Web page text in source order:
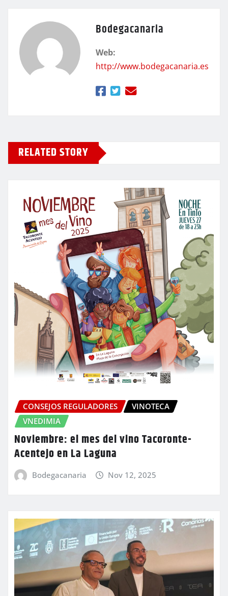
Bodegacanaria
Web:
http://www.bodegacanaria.es
RELATED STORY
CONSEJOS REGULADORES
VINOTECA
VNEDIMIA
Noviembre: el mes del vino Tacoronte-
Acentejo en La Laguna
Bodegacanaria Nov 12, 2025